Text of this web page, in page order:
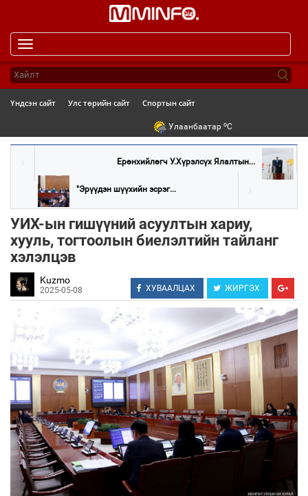
navigation
Үндсэн сайт Улс төрийн сайт Спортын сайт
Улаанбаатар oC
Ерөнхийлөгч У.Хүрэлсүх Ялалтын...
"Эрүүдэн шүүхийн эсрэг...
УИХ-ын гишүүний асуултын хариу,
хууль, тогтоолын биелэлтийн тайланг
хэлэлцэв
Kuzmo
2025-05-08 ХУВААЛЦАХ ЖИРГЭХ